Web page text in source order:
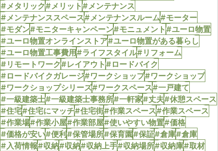
#メタリック#メリット#メンテナンス
#メンテナンススペース#メンテナンスルーム#モーター
#モダン#モニターキャンペーン#モニュメント#ユーロ物置
#ユーロ物置オンラインストア#ユーロ物置がある暮らし
#ユーロ物置工事費用#ライフスタイル#リフォーム
#リモートワーク#レイアウト#ロードバイク
#ロードバイクガレージ#ワークショップ#ワークショップ
#ワークショップシリーズ#ワークスペース#一戸建て
#一級建築士#一級建築士事務所#一軒家#丈夫#休憩スペース
#住宅#住宅にマッチ#住宅街#作業スペース#作業スペース
#作業場#作業小屋#作業部屋#使いやすい物置#価格
#価格が安い#便利#保管場所#保育園#保証#倉庫#倉庫
#入荷情報#収納#収納#収納上手#収納場所#収納庫#取材